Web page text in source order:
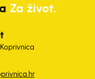
Za život.